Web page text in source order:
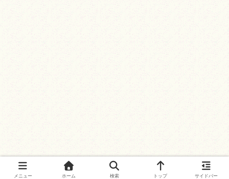
メニュー ホーム 検索 トップ サイドバー